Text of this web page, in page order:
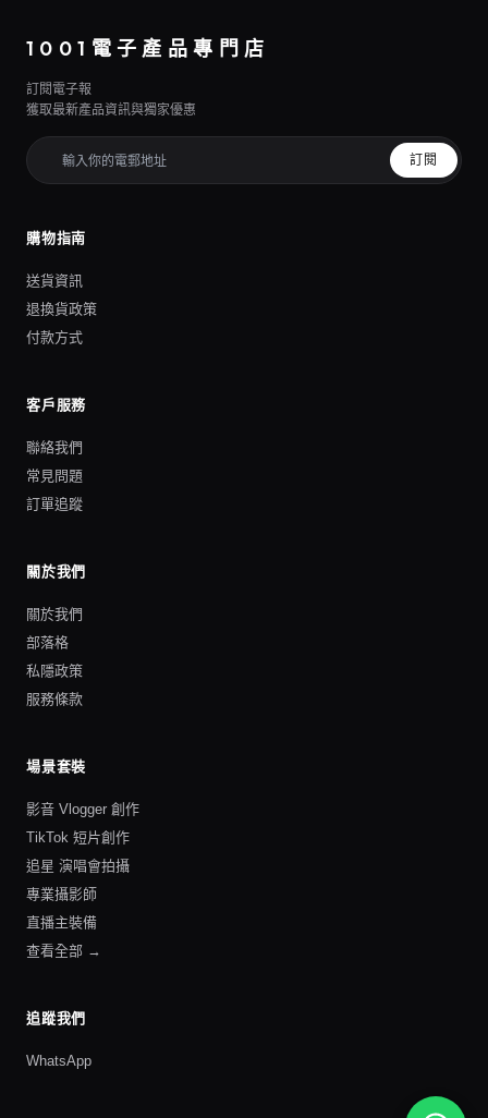
1001電子產品專門店
訂閱電子報
獲取最新產品資訊與獨家優惠
訂閱
購物指南
送貨資訊
退換貨政策
付款方式
客戶服務
聯絡我們
常見問題
訂單追蹤
關於我們
關於我們
部落格
私隱政策
服務條款
場景套裝
影音 Vlogger 創作
TikTok 短片創作
追星 演唱會拍攝
專業攝影師
直播主裝備
查看全部 →
追蹤我們
WhatsApp